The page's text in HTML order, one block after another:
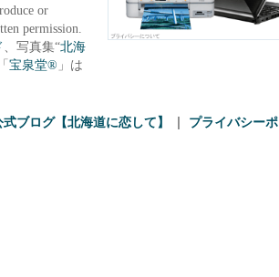
or
permission.
、写真集“北海
宝泉堂® 」は
ブログ【北海道に恋して】 プライバシー